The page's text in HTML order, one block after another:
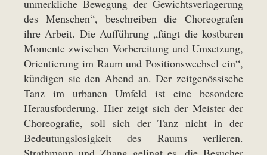
unmerkliche Bewegung der Gewichtsverlagerung
des Menschen“, beschreiben die Choreografen
ihre Arbeit. Die Aufführung „fängt die kostbaren
Momente zwischen Vorbereitung und Umsetzung,
Orientierung im Raum und Positionswechsel ein“,
kündigen sie den Abend an. Der zeitgenössische
Tanz im urbanen Umfeld ist eine besondere
Herausforderung. Hier zeigt sich der Meister der
Choreografie, soll sich der Tanz nicht in der
Bedeutungslosigkeit des Raums verlieren.